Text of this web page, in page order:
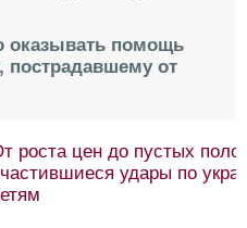
оказывать помощь
пострадавшему от
Чем опасны
торговым